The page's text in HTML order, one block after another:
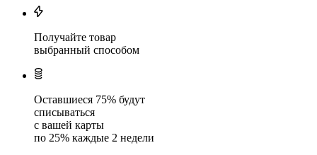
Получайте товар
выбранный способом
Оставшиеся 75% будут
списываться
с вашей карты
по 25% каждые 2 недели